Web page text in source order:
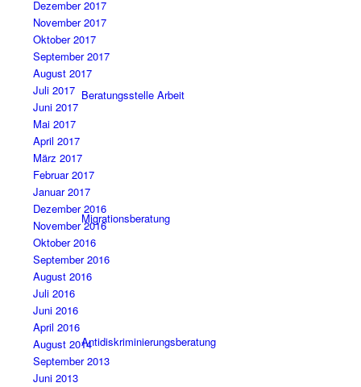
Beratungsstelle Arbeit
Migrationsberatung
Antidiskriminierungsberatung
Dezember 2017
November 2017
Oktober 2017
September 2017
August 2017
Juli 2017
Juni 2017
Mai 2017
April 2017
März 2017
Februar 2017
Januar 2017
Dezember 2016
November 2016
Oktober 2016
September 2016
August 2016
Juli 2016
Juni 2016
April 2016
August 2014
September 2013
Juni 2013